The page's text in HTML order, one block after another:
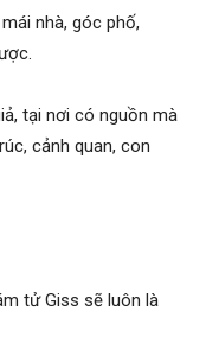
nhà, góc phố,
tại nơi có nguồn mà
cảnh quan, con
tử Giss sẽ luôn là